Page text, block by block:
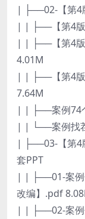
| ├──02-【第4
| | ├──【第4版
| | ├──【第4版
4.01M
| | ├──【第4版
7.64M
| | ├──案例74
| | └──案例找
| ├──03-【第4
套PPT
| | ├──01-案例
改编】.pdf
| | ├──02-案例